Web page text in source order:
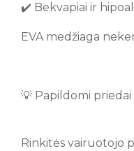
✔️ Bekvapiai ir
EVA medžiaga
💡 Papildomi
Rinkitės vairuotojo